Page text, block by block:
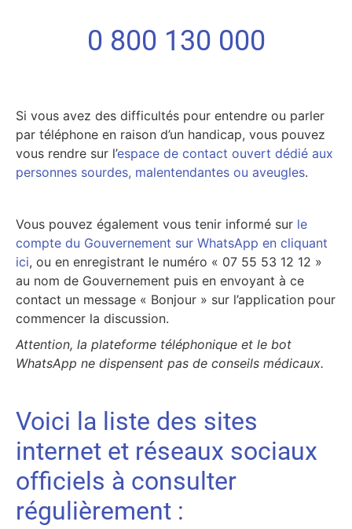
0 800 130 000
Si vous avez des difficultés pour entendre ou parler
par téléphone en raison d’un handicap, vous pouvez
vous rendre sur l’espace de contact ouvert dédié aux
personnes sourdes, malentendantes ou aveugles.
Vous pouvez également vous tenir informé sur le
compte du Gouvernement sur WhatsApp en cliquant
ici, ou en enregistrant le numéro « 07 55 53 12 12 »
au nom de Gouvernement puis en envoyant à ce
contact un message « Bonjour » sur l’application pour
commencer la discussion.
Attention, la plateforme téléphonique et le bot
WhatsApp ne dispensent pas de conseils médicaux.
Voici la liste des sites
internet et réseaux sociaux
officiels à consulter
régulièrement :